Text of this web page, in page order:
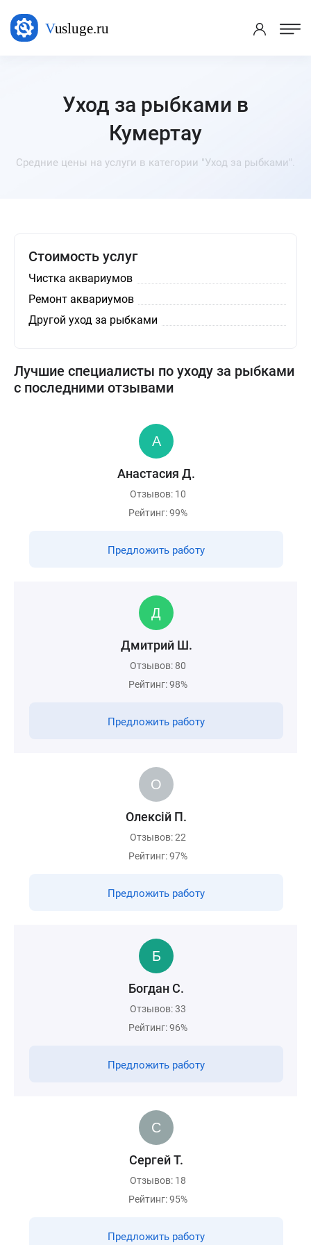
Уход за рыбками в
Кумертау
Средние цены на услуги в категории "Уход за рыбками".
Стоимость услуг
Чистка аквариумов
Ремонт аквариумов
Другой уход за рыбками
Лучшие специалисты по уходу за рыбками
с последними отзывами
Анастасия Д.
Отзывов: 10
Рейтинг: 99%
Предложить работу
Дмитрий Ш.
Отзывов: 80
Рейтинг: 98%
Предложить работу
Олексiй П.
Отзывов: 22
Рейтинг: 97%
Предложить работу
Богдан С.
Отзывов: 33
Рейтинг: 96%
Предложить работу
Сергей Т.
Отзывов: 18
Рейтинг: 95%
Предложить работу